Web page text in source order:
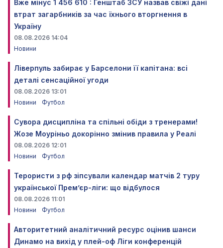
Вже мінус 1 456 610 : Генштаб ЗСУ назвав свіжі дані
втрат загарбників за час їхнього вторгнення в
Україну
08.08.2026 14:04
Новини
Ліверпуль забирає у Барселони її капітана: всі
деталі сенсаційної угоди
08.08.2026 13:01
Новини
Футбол
Сувора дисципліна та спільні обіди з тренерами!
Жозе Моуріньо докорінно змінив правила у Реалі
08.08.2026 12:01
Новини
Футбол
Терористи з рф зіпсували календар матчів 2 туру
української Прем’єр-ліги: що відбулося
08.08.2026 11:01
Новини
Футбол
Авторитетний аналітичний ресурс оцінив шанси
Динамо на вихід у плей-оф Ліги конференцій